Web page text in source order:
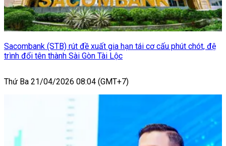
Sacombank (STB) rút đề xuất gia hạn tái cơ cấu phút chót, đệ
trình đổi tên thành Sài Gòn Tài Lộc
Thứ Ba 21/04/2026 08:04 (GMT+7)